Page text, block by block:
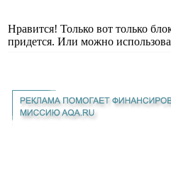
Нравится! Только вот только
придется. Или можно